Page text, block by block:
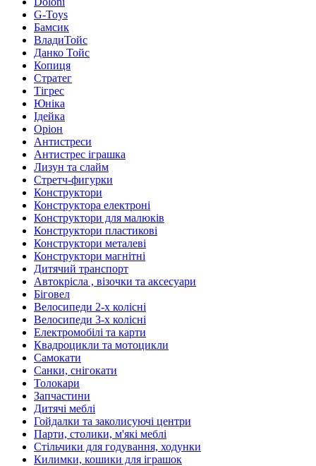
G-Toys
Бамсик
ВладиТойс
Данко Тойс
Копиця
Стратег
Тігрес
Юніка
Ідейка
Оріон
Антистреси
Антистрес іграшка
Лизун та слайм
Стретч-фигурки
Конструктори
Конструктора електроні
Конструктори для малюків
Конструктори пластикові
Конструктори металеві
Конструктори магнітні
Дитячий транспорт
Автокрісла , візочки та аксесуари
Біговел
Велосипеди 2-х колісні
Велосипеди 3-х колісні
Електромобілі та карти
Квадроцикли та мотоцикли
Самокати
Санки, снігокати
Толокари
Запчастини
Дитячі меблі
Гойдалки та заколисуючі центри
Парти, столики, м'які меблі
Стільчики для годування, ходунки
Килимки, кошики для іграшок